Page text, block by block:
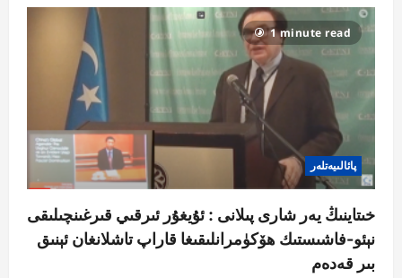
قانۇن
ۋە
تارىخ
نۇقتىسىدىن
شەرقىي
تۈركىستاننىڭ
ئىگىلىك
ھوقۇقىنى
چۈشىنىش
1 minute read
پائالىيەتلەر
خىتاينىڭ يەر شارى پىلانى : ئۇيغۇر ئىرقىي قىرغىنچىلىقى
نېئو-فاشىستىك ھۆكۈمرانلىقىغا قاراپ تاشلانغان ئېنىق
بىر قەدەم